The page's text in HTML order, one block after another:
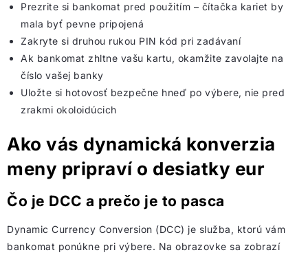
Prezrite si bankomat pred použitím – čítačka kariet by
mala byť pevne pripojená
Zakryte si druhou rukou PIN kód pri zadávaní
Ak bankomat zhltne vašu kartu, okamžite zavolajte na
číslo vašej banky
Uložte si hotovosť bezpečne hneď po výbere, nie pred
zrakmi okoloidúcich
Ako vás dynamická konverzia
meny pripraví o desiatky eur
Čo je DCC a prečo je to pasca
Dynamic Currency Conversion (DCC) je služba, ktorú vám
bankomat ponúkne pri výbere. Na obrazovke sa zobrazí